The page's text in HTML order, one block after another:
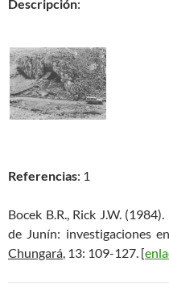
Descripción:
Referencias: 1
Bocek B.R., Rick J.W.
de Junín: investigaciones
Chungará, 13: 109-127. [